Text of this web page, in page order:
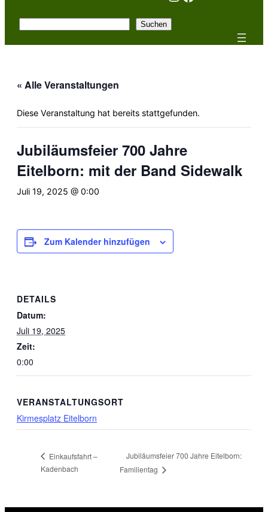
Suchen
« Alle Veranstaltungen
Diese Veranstaltung hat bereits stattgefunden.
Jubiläumsfeier 700 Jahre
Eitelborn: mit der Band Sidewalk
Juli 19, 2025 @ 0:00
Zum Kalender hinzufügen
DETAILS
Datum:
Juli 19, 2025
Zeit:
0:00
VERANSTALTUNGSORT
Kirmesplatz Eitelborn
Einkaufsfahrt –
Kadenbach
Jubiläumsfeier 700 Jahre Eitelborn:
Familientag